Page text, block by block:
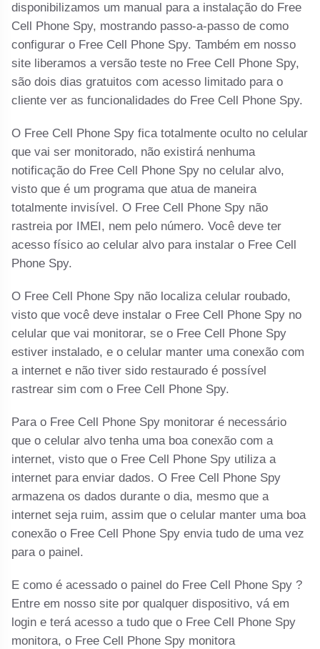
disponibilizamos um manual para a instalação do Free
Cell Phone Spy, mostrando passo-a-passo de como
configurar o Free Cell Phone Spy. Também em nosso
site liberamos a versão teste no Free Cell Phone Spy,
são dois dias gratuitos com acesso limitado para o
cliente ver as funcionalidades do Free Cell Phone Spy.
O Free Cell Phone Spy fica totalmente oculto no celular
que vai ser monitorado, não existirá nenhuma
notificação do Free Cell Phone Spy no celular alvo,
visto que é um programa que atua de maneira
totalmente invisível. O Free Cell Phone Spy não
rastreia por IMEI, nem pelo número. Você deve ter
acesso físico ao celular alvo para instalar o Free Cell
Phone Spy.
O Free Cell Phone Spy não localiza celular roubado,
visto que você deve instalar o Free Cell Phone Spy no
celular que vai monitorar, se o Free Cell Phone Spy
estiver instalado, e o celular manter uma conexão com
a internet e não tiver sido restaurado é possível
rastrear sim com o Free Cell Phone Spy.
Para o Free Cell Phone Spy monitorar é necessário
que o celular alvo tenha uma boa conexão com a
internet, visto que o Free Cell Phone Spy utiliza a
internet para enviar dados. O Free Cell Phone Spy
armazena os dados durante o dia, mesmo que a
internet seja ruim, assim que o celular manter uma boa
conexão o Free Cell Phone Spy envia tudo de uma vez
para o painel.
E como é acessado o painel do Free Cell Phone Spy ?
Entre em nosso site por qualquer dispositivo, vá em
login e terá acesso a tudo que o Free Cell Phone Spy
monitora, o Free Cell Phone Spy monitora